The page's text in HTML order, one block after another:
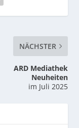
NÄCHSTER
ARD Mediathek
Neuheiten
im Juli 2025